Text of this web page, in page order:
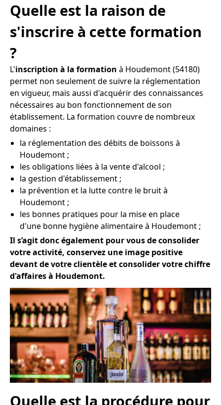
Quelle est la raison de
s'inscrire à cette formation
?
L'inscription à la formation à Houdemont (54180)
permet non seulement de suivre la réglementation
en vigueur, mais aussi d'acquérir des connaissances
nécessaires au bon fonctionnement de son
établissement. La formation couvre de nombreux
domaines :
la réglementation des débits de boissons à
Houdemont ;
les obligations liées à la vente d'alcool ;
la gestion d'établissement ;
la prévention et la lutte contre le bruit à
Houdemont ;
les bonnes pratiques pour la mise en place
d'une bonne hygiène alimentaire à Houdemont ;
Il s’agit donc également pour vous de consolider
votre activité, conservez une image positive
devant de votre clientèle et consolider votre chiffre
d'affaires à Houdemont.
Quelle est la procédure pour